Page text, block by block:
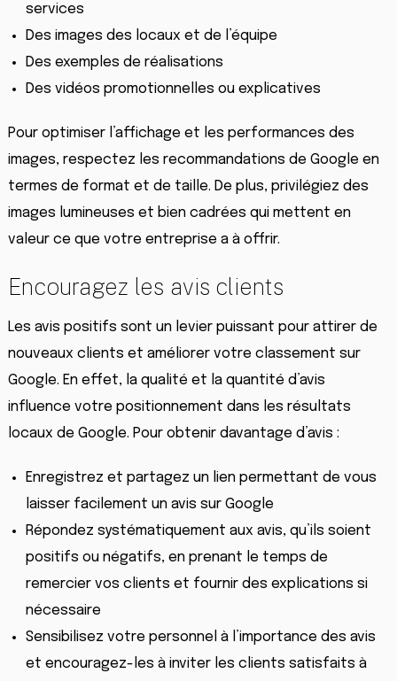
services
Des images des locaux et de l’équipe
Des exemples de réalisations
Des vidéos promotionnelles ou explicatives
Pour optimiser l’affichage et les performances des
images, respectez les recommandations de Google en
termes de format et de taille. De plus, privilégiez des
images lumineuses et bien cadrées qui mettent en
valeur ce que votre entreprise a à offrir.
Encouragez les avis clients
Les avis positifs sont un levier puissant pour attirer de
nouveaux clients et améliorer votre classement sur
Google. En effet, la qualité et la quantité d’avis
influence votre positionnement dans les résultats
locaux de Google. Pour obtenir davantage d’avis :
Enregistrez et partagez un lien permettant de vous
laisser facilement un avis sur Google
Répondez systématiquement aux avis, qu’ils soient
positifs ou négatifs, en prenant le temps de
remercier vos clients et fournir des explications si
nécessaire
Sensibilisez votre personnel à l’importance des avis
et encouragez-les à inviter les clients satisfaits à